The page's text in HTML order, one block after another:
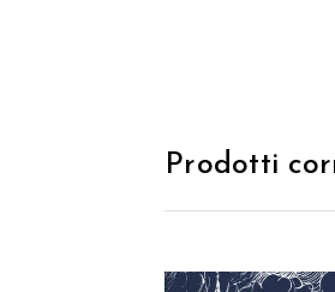
Prodotti